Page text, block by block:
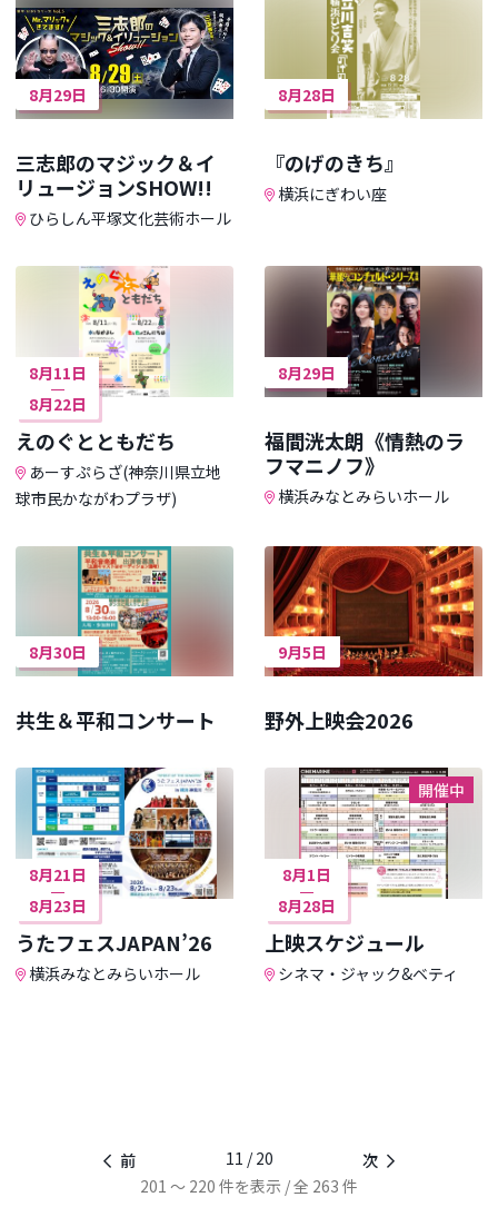
8月29日
三志郎のマジック＆イ
リュージョンSHOW!!
ひらしん平塚文化芸術ホール
8月28日
『のげのきち』
横浜にぎわい座
8月11日
8月22日
えのぐとともだち
あーすぷらざ(神奈川県立地
球市民かながわプラザ)
8月29日
福間洸太朗《情熱のラ
フマニノフ》
横浜みなとみらいホール
8月30日
共生＆平和コンサート
9月5日
野外上映会2026
8月21日
8月23日
うたフェスJAPAN’26
横浜みなとみらいホール
開催中
8月1日
8月28日
上映スケジュール
シネマ・ジャック&ベティ
前 11 / 20
次
201 ～ 220 件を表示 / 全 263 件